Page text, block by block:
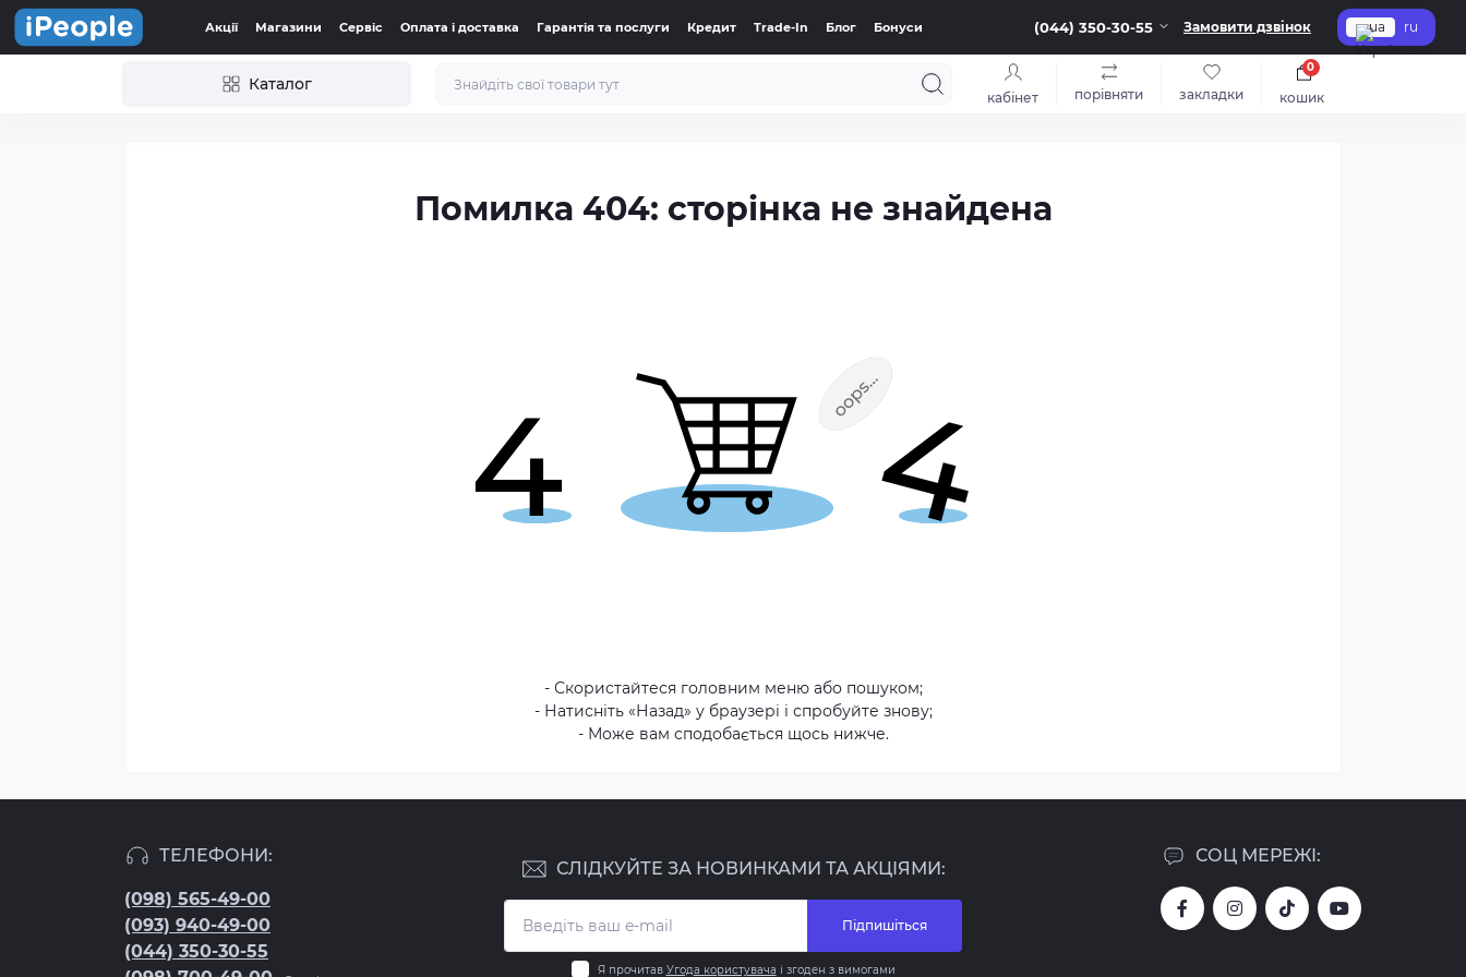
Акції Магазини Сервіс Оплата і доставка Гарантія та послуги Кредит Trade-In Блог Бонуси (044) 350-30-55 Замовити дзвінок ua ru
Каталог
кабінет порівняти закладки кошик
0
Помилка 404: сторінка не знайдена
- Скористайтеся головним меню або пошуком;
- Натисніть «Назад» у браузері і спробуйте знову;
- Може вам сподобається щось нижче.
ТЕЛЕФОНИ:
(098) 565-49-00
(093) 940-49-00
(044) 350-30-55
СОЦ МЕРЕЖІ:
СЛІДКУЙТЕ ЗА НОВИНКАМИ ТА АКЦІЯМИ:
Підпишіться
Я прочитав Угода користувача і згоден з вимогами